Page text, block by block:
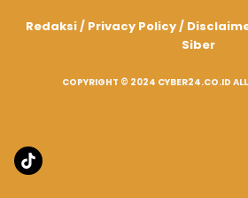
Redaksi/ Privacy Policy/
Siber
COPYRIGHT © 2024 CYBER24.CO.ID ALL